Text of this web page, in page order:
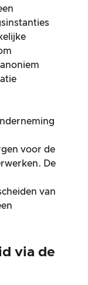
voor de
De
van
via de